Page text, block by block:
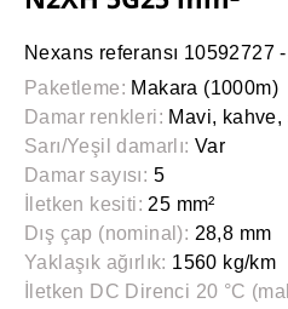
Nexans referansı 10592727
Paketleme: Makara (1000m)
Damar renkleri: Mavi, kahve,
Sarı/Yeşil damarlı: Var
Damar sayısı: 5
İletken kesiti: 25 mm²
Dış çap (nominal): 28,8 mm
Yaklaşık ağırlık: 1560 kg/km
İletken DC Direnci 20 °C